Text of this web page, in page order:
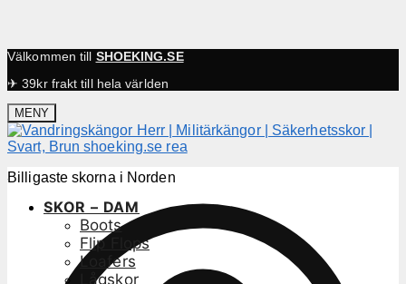
Välkommen till SHOEKING.SE
✈ 39kr frakt till hela världen
MENY
Billigaste skorna i Norden
SKOR – DAM
Boots
Flip Flops
Loafers
Lågskor